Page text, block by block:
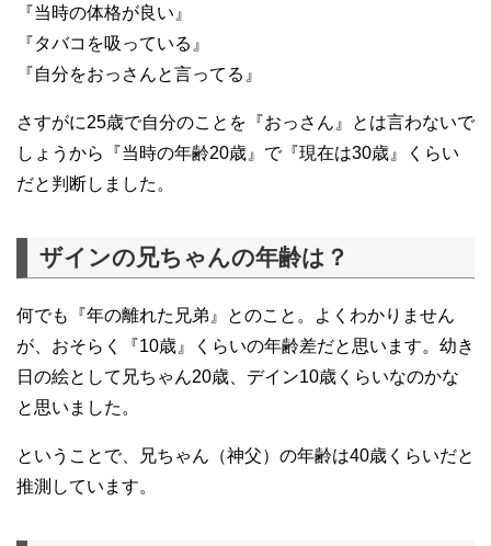
『当時の体格が良い』
『タバコを吸っている』
『自分をおっさんと言ってる』
さすがに25歳で自分のことを『おっさん』とは言わないで
しょうから『当時の年齢20歳』で『現在は30歳』くらい
だと判断しました。
ザインの兄ちゃんの年齢は？
何でも『年の離れた兄弟』とのこと。よくわかりません
が、おそらく『10歳』くらいの年齢差だと思います。幼き
日の絵として兄ちゃん20歳、デイン10歳くらいなのかな
と思いました。
ということで、兄ちゃん（神父）の年齢は40歳くらいだと
推測しています。